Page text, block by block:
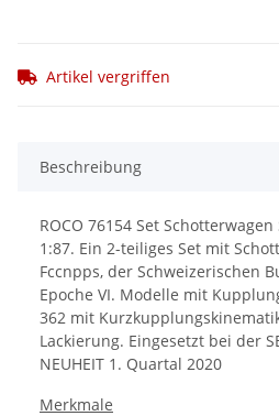
Artikel vergriffen
Beschreibung
ROCO 76154 Set
1:87. Ein 2-teiliges Set mit
Fccnpps, der Schweizerischen
Epoche VI. Modelle mit
362 mit
Lackierung. Eingesetzt bei der
NEUHEIT 1. Quartal 2020
Merkmale